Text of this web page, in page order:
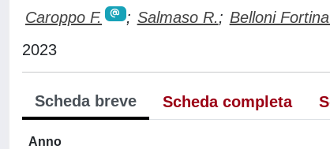
Caroppo F. ; Salmaso R.; Belloni
2023
Scheda breve Scheda completa
Anno